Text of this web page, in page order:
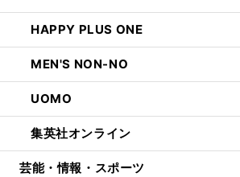
HAPPY PLUS ONE
MEN'S NON-NO
UOMO
集英社オンライン
芸能・情報・スポーツ